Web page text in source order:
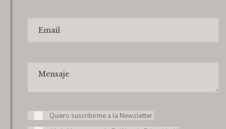
Quiero suscribirme a la Newsletter.